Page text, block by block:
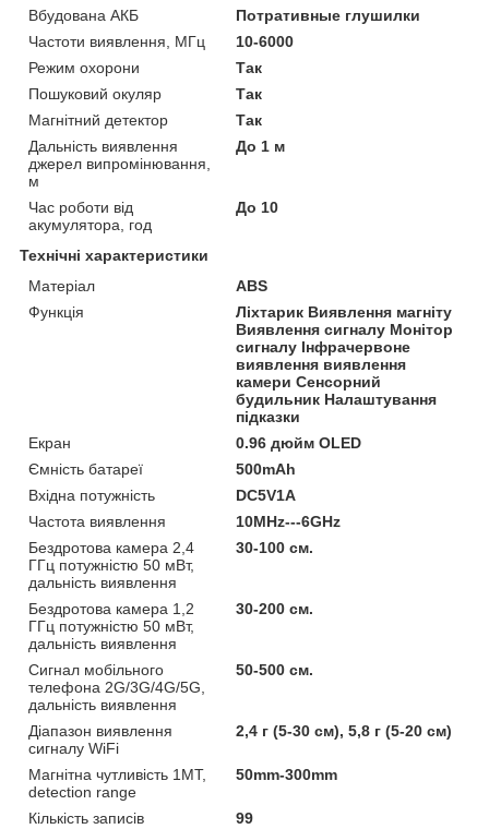
Вбудована АКБ
Потративные глушилки
Частоти виявлення, МГц
10-6000
Режим охорони
Так
Пошуковий окуляр
Так
Магнітний детектор
Так
Дальність виявлення
джерел випромінювання,
м
До 1 м
Час роботи від
акумулятора, год
До 10
Технічні характеристики
Матеріал
ABS
Функція
Ліхтарик Виявлення магніту
Виявлення сигналу Монітор
сигналу Інфрачервоне
виявлення виявлення
камери Сенсорний
будильник Налаштування
підказки
Екран
0.96 дюйм OLED
Ємність батареї
500mAh
Вхідна потужність
DC5V1A
Частота виявлення
10MHz---6GHz
Бездротова камера 2,4
ГГц потужністю 50 мВт,
дальність виявлення
30-100 см.
Бездротова камера 1,2
ГГц потужністю 50 мВт,
дальність виявлення
30-200 см.
Сигнал мобільного
телефона 2G/3G/4G/5G,
дальність виявлення
50-500 см.
Діапазон виявлення
сигналу WiFi
2,4 г (5-30 см), 5,8 г (5-20 см)
Магнітна чутливість 1MT,
detection range
50mm-300mm
Кількість записів
99